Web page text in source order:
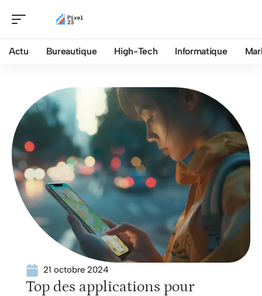
Actu Bureautique High-Tech Informatique
21 octobre 2024
Top des applications pour